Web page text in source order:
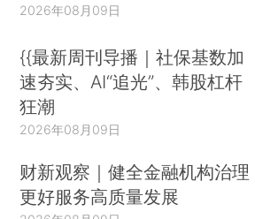
2026年08月09日
{{最新周刊导播｜社保基数加
速夯实、AI“追光”、韩股杠杆
狂潮
2026年08月09日
财新观察｜健全金融机构治理
更好服务高质量发展